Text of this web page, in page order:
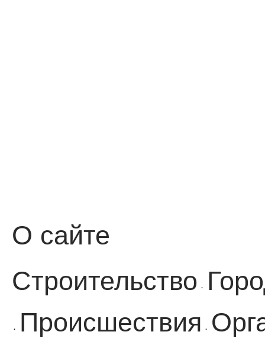
О сайте
Строительство ·
· Происшествия ·